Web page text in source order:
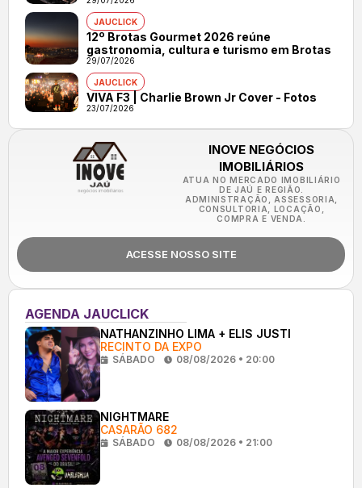
JAUCLICK
12º Brotas Gourmet 2026 reúne
gastronomia, cultura e turismo em Brotas
29/07/2026
JAUCLICK
VIVA F3 | Charlie Brown Jr Cover - Fotos
23/07/2026
INOVE NEGÓCIOS
IMOBILIÁRIOS
ATUA NO MERCADO IMOBILIÁRIO
DE JAÚ E REGIÃO.
ADMINISTRAÇÃO, ASSESSORIA,
CONSULTORIA, LOCAÇÃO,
COMPRA E VENDA.
ACESSE NOSSO SITE
AGENDA JAUCLICK
NATHANZINHO LIMA + ELIS JUSTI
RECINTO DA EXPO
SÁBADO 08/08/2026 • 20:00
NIGHTMARE
CASARÃO 682
SÁBADO 08/08/2026 • 21:00